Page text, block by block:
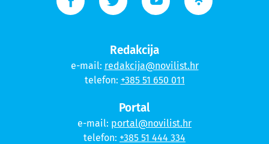
Redakcija
e-mail: redakcija@novilist.hr
telefon: +385 51 650 011
Portal
e-mail: portal@novilist.hr
telefon: +385 51 444 334